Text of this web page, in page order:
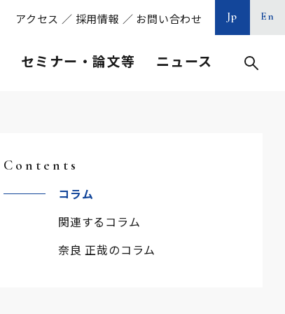
アクセス ／ 採用情報 ／ お問い合わせ Jp En
セミナー・論文等 ニュース
Contents
コラム
関連するコラム
奈良 正哉のコラム